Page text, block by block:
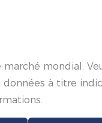
marché mondial.
données à titre